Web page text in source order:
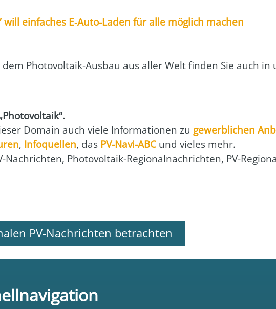
ein­fa­ches E‑Au­to-Laden für alle mög­lich machen
Pho­to­vol­ta­ik-Aus­bau aus aller Welt fin­den Sie auch in
Domain auch vie­le Infor­ma­tio­nen zu gewerb­li­chen
, Info­quel­len, das PV-Navi-ABCund vie­les mehr.
Nach­rich­ten, Pho­to­vol­ta­ik-Regio­nal­nach­rich­ten, PV-
PV-Nachrichten betrachten